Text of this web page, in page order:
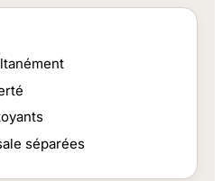
séparées